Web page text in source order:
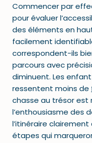
Commencer par
pour évaluer
des éléments en
facilement
correspondent-ils
parcours avec
diminuent. Les
ressentent moins de
chasse au trésor est
l’enthousiasme des
l’itinéraire
étapes qui